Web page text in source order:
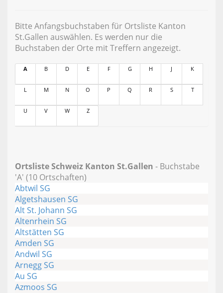
Bitte Anfangsbuchstaben für Ortsliste Kanton
St.Gallen auswählen. Es werden nur die
Buchstaben der Orte mit Treffern angezeigt.
A B D E F G H J K
L M N O P Q R S T
U V W Z
Ortsliste Schweiz Kanton St.Gallen - Buchstabe
'A' (10 Ortschaften)
Abtwil SG
Algetshausen SG
Alt St. Johann SG
Altenrhein SG
Altstätten SG
Amden SG
Andwil SG
Arnegg SG
Au SG
Azmoos SG